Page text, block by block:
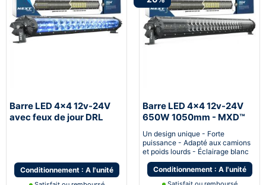
Barre LED 4x4 12v-24V
avec feux de jour DRL
Conditionnement : A l'unité
Barre LED 4x4 12v-24V
650W 1050mm - MXD™
Un design unique - Forte
puissance - Adapté aux camions
et poids lourds - Éclairage blanc
Conditionnement : A l'unité